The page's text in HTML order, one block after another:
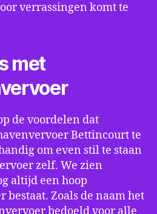
verrassingen komt te
met
de voordelen dat
Bettincourt te
om even stil te staan
zelf. We zien
altijd een hoop
Zoals de naam het